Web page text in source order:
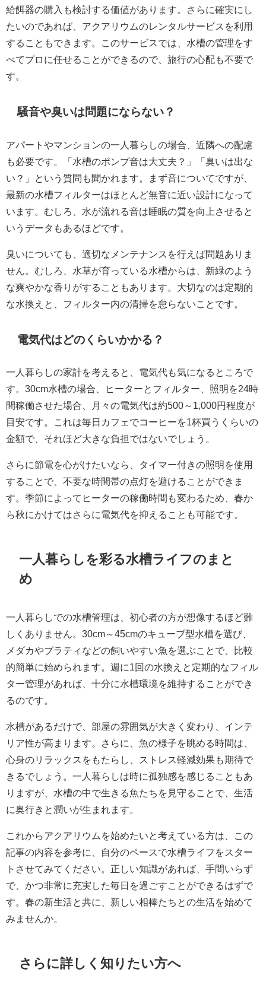
給餌器の購入も検討する価値があります。さらに確実にし
たいのであれば、アクアリウムのレンタルサービスを利用
することもできます。このサービスでは、水槽の管理をす
べてプロに任せることができるので、旅行の心配も不要で
す。
騒音や臭いは問題にならない？
アパートやマンションの一人暮らしの場合、近隣への配慮
も必要です。「水槽のポンプ音は大丈夫？」「臭いは出な
い？」という質問も聞かれます。まず音についてですが、
最新の水槽フィルターはほとんど無音に近い設計になって
います。むしろ、水が流れる音は睡眠の質を向上させると
いうデータもあるほどです。
臭いについても、適切なメンテナンスを行えば問題ありま
せん。むしろ、水草が育っている水槽からは、新緑のよう
な爽やかな香りがすることもあります。大切なのは定期的
な水換えと、フィルター内の清掃を怠らないことです。
電気代はどのくらいかかる？
一人暮らしの家計を考えると、電気代も気になるところで
す。30cm水槽の場合、ヒーターとフィルター、照明を24時
間稼働させた場合、月々の電気代は約500～1,000円程度が
目安です。これは毎日カフェでコーヒーを1杯買うくらいの
金額で、それほど大きな負担ではないでしょう。
さらに節電を心がけたいなら、タイマー付きの照明を使用
することで、不要な時間帯の点灯を避けることができま
す。季節によってヒーターの稼働時間も変わるため、春か
ら秋にかけてはさらに電気代を抑えることも可能です。
一人暮らしを彩る水槽ライフのまと
め
一人暮らしでの水槽管理は、初心者の方が想像するほど難
しくありません。30cm～45cmのキューブ型水槽を選び、
メダカやプラティなどの飼いやすい魚を選ぶことで、比較
的簡単に始められます。週に1回の水換えと定期的なフィル
ター管理があれば、十分に水槽環境を維持することができ
るのです。
水槽があるだけで、部屋の雰囲気が大きく変わり、インテ
リア性が高まります。さらに、魚の様子を眺める時間は、
心身のリラックスをもたらし、ストレス軽減効果も期待で
きるでしょう。一人暮らしは時に孤独感を感じることもあ
りますが、水槽の中で生きる魚たちを見守ることで、生活
に奥行きと潤いが生まれます。
これからアクアリウムを始めたいと考えている方は、この
記事の内容を参考に、自分のペースで水槽ライフをスター
トさせてみてください。正しい知識があれば、手間いらず
で、かつ非常に充実した毎日を過ごすことができるはずで
す。春の新生活と共に、新しい相棒たちとの生活を始めて
みませんか。
さらに詳しく知りたい方へ